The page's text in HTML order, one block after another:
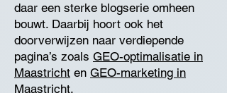
daar een sterke blogserie omheen
bouwt. Daarbij hoort ook het
doorverwijzen naar verdiepende
pagina’s zoals GEO-optimalisatie in
Maastricht en GEO-marketing in
Maastricht.